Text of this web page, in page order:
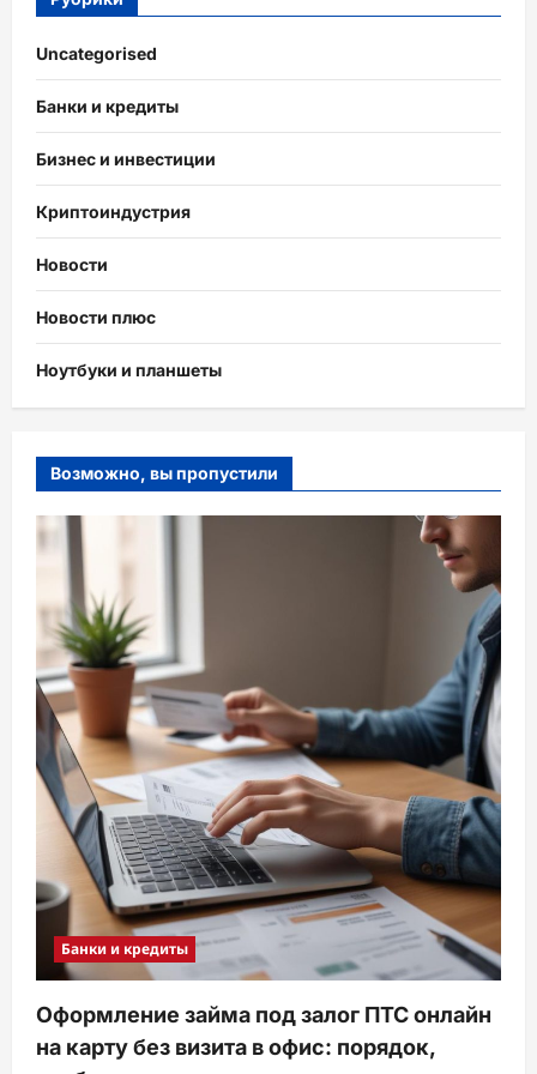
Uncategorised
Банки и кредиты
Бизнес и инвестиции
Криптоиндустрия
Новости
Новости плюс
Ноутбуки и планшеты
Возможно, вы пропустили
Банки и кредиты
Оформление займа под залог ПТС онлайн
на карту без визита в офис: порядок,